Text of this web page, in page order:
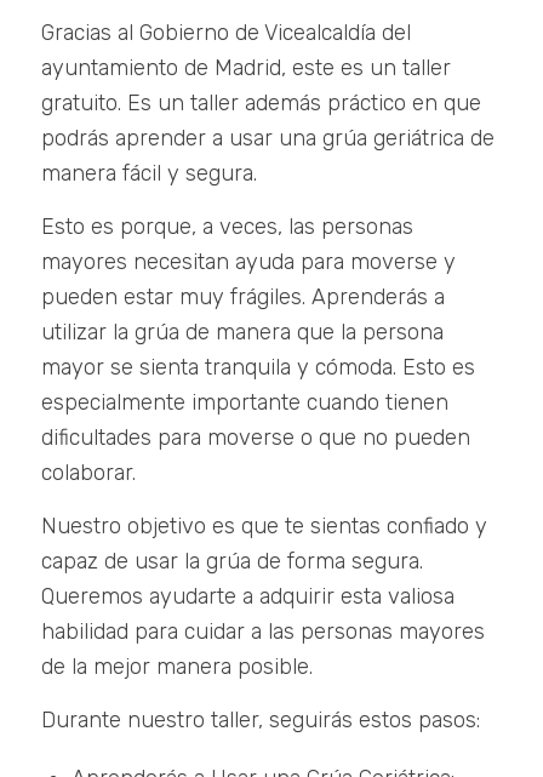
Gracias al Gobierno de Vicealcaldía del
ayuntamiento de Madrid, este es un taller
gratuito. Es un taller además práctico en que
podrás aprender a usar una grúa geriátrica de
manera fácil y segura.
Esto es porque, a veces, las personas
mayores necesitan ayuda para moverse y
pueden estar muy frágiles. Aprenderás a
utilizar la grúa de manera que la persona
mayor se sienta tranquila y cómoda. Esto es
especialmente importante cuando tienen
dificultades para moverse o que no pueden
colaborar.
Nuestro objetivo es que te sientas confiado y
capaz de usar la grúa de forma segura.
Queremos ayudarte a adquirir esta valiosa
habilidad para cuidar a las personas mayores
de la mejor manera posible.
Durante nuestro taller, seguirás estos pasos: